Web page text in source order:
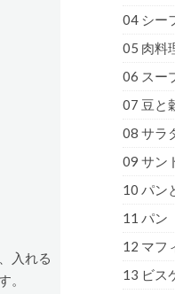
入れる
。
04 シー
05 肉料
06 スー
07 豆と
08 サラ
09 サン
10 パン
11 パン
12 マフ
13 ビス